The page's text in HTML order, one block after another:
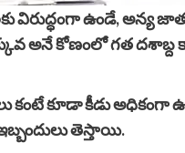
విరుద్ధంగా ఉండే,
అనే కోణంలో గత
కంటే కూడా కీడు అధికంగా
తెస్తాయి.